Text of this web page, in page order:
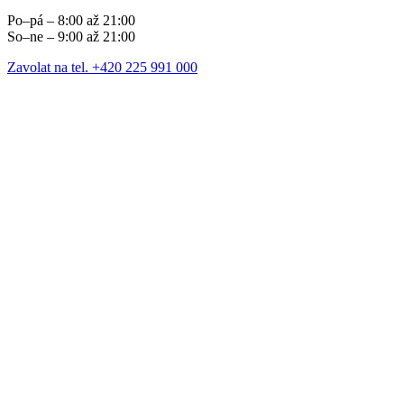
Po–pá – 8:00 až 21:00
So–ne – 9:00 až 21:00
Zavolat na tel. +420 225 991 000